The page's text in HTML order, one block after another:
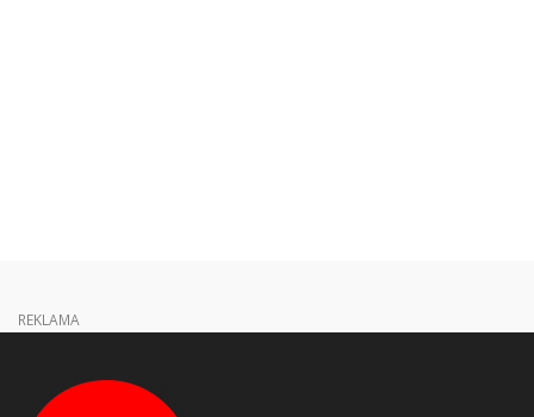
REKLAMA